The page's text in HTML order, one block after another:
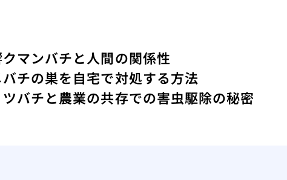
クマンバチと人間の関係性
チの巣を自宅で対処する方法
ツバチと農業の共存での害虫駆除の秘密